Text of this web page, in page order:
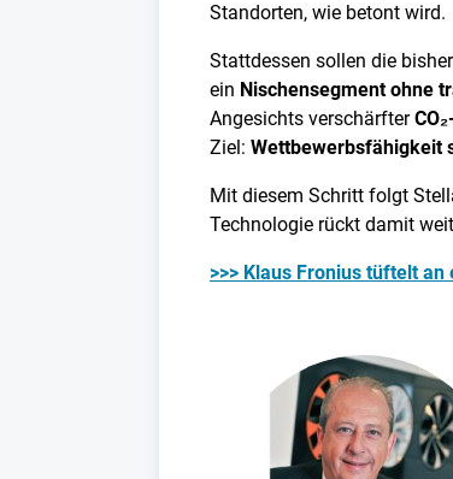
Standorten, wie betont wird.
Stattdessen sollen die
ein Nischensegment ohne
Angesichts verschärfter
Ziel: Wettbewerbsfähigkeit
Mit diesem Schritt folgt
Technologie rückt damit
>>> Klaus Fronius tüftelt